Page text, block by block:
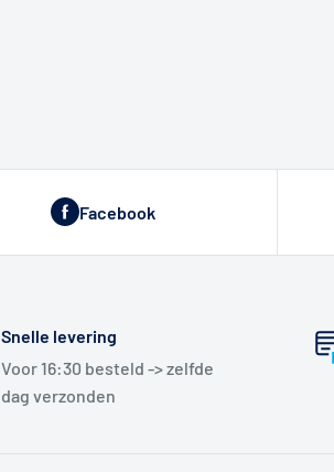
Facebook
Snelle levering
Voor 16:30 besteld -> zelfde
dag verzonden